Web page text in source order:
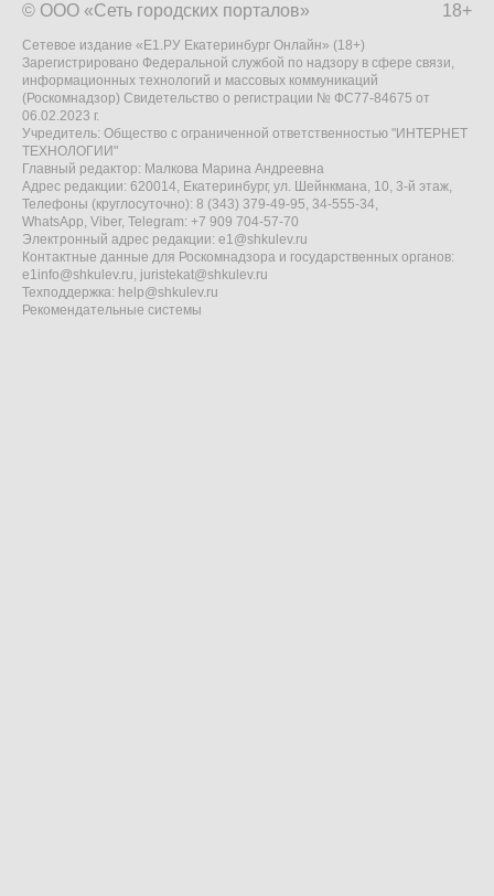
18+
© ООО «Сеть городских порталов»
Сетевое издание «Е1.РУ Екатеринбург Онлайн» (18+)
Зарегистрировано Федеральной службой по надзору в сфере связи,
информационных технологий и массовых коммуникаций
(Роскомнадзор) Свидетельство о регистрации № ФС77-84675 от
06.02.2023 г.
Учредитель: Общество с ограниченной ответственностью "ИНТЕРНЕТ
ТЕХНОЛОГИИ"
Главный редактор: Малкова Марина Андреевна
Адрес редакции: 620014, Екатеринбург, ул. Шейнкмана, 10, 3-й этаж,
Телефоны (круглосуточно): 8 (343) 379-49-95, 34-555-34,
WhatsApp, Viber, Telegram: +7 909 704-57-70
Электронный адрес редакции: e1@shkulev.ru
Контактные данные для Роскомнадзора и государственных органов:
e1info@shkulev.ru, juristekat@shkulev.ru
Техподдержка: help@shkulev.ru
Рекомендательные системы